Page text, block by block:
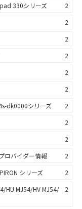
330シリーズ
2
2
2
2
2
2
dk0000シリーズ
2
2
2
ロバイダー情報
2
シリーズ
2
HU MJ54/HV MJ54/
2